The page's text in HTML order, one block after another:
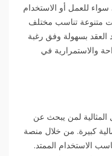
سواء للعمل أو الاستخدام
متنوعة تناسب مختلف
العقد بسهولة وفق رغبة
والاستمرارية في
لمن يبحث عن
كبيرة. من خلال منصة
الاستخدام الممتد.